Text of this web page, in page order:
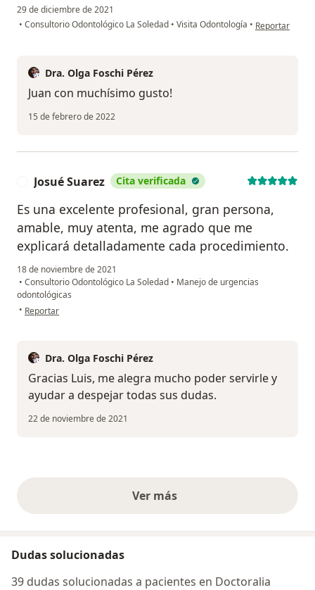
29 de diciembre de 2021
• Consultorio Odontológico La Soledad • Visita Odontología • en opinión del
Reportar
Dra. Olga Foschi Pérez
Juan con muchísimo gusto!
15 de febrero de 2022
Josué Suarez Cita verificada
Es una excelente profesional, gran persona,
amable, muy atenta, me agrado que me
explicará detalladamente cada procedimiento.
18 de noviembre de 2021
• Consultorio Odontológico La Soledad • Manejo de urgencias
odontológicas
• en opinión del usuario Josué Suarez
Reportar
Dra. Olga Foschi Pérez
Gracias Luis, me alegra mucho poder servirle y
ayudar a despejar todas sus dudas.
22 de noviembre de 2021
Ver másopiniones anteriores
Dudas solucionadas
39 dudas solucionadas a pacientes en Doctoralia